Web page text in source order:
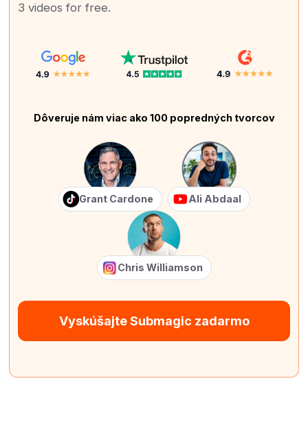
3 videos for free.
Dôveruje nám viac ako 100 popredných tvorcov
Grant Cardone Ali Abdaal
Chris Williamson
Vyskúšajte Submagic zadarmo